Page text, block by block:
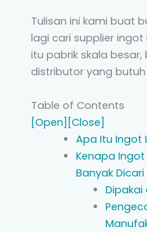
Tulisan ini kami buat
lagi cari supplier
itu pabrik skala
distributor yang
Table of Contents
[Open] [Close]
Apa Itu Ingot
Kenapa Ingot
Banyak
Dipakai